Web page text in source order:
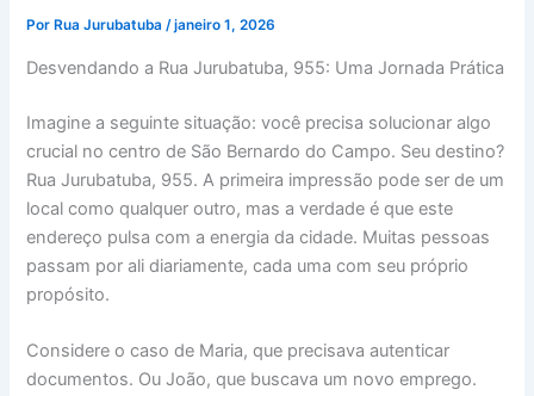
Por Rua Jurubatuba/janeiro 1, 2026
Desvendando a Rua Jurubatuba, 955: Uma Jornada Prática
Imagine a seguinte situação: você precisa solucionar algo
crucial no centro de São Bernardo do Campo. Seu destino?
Rua Jurubatuba, 955. A primeira impressão pode ser de um
local como qualquer outro, mas a verdade é que este
endereço pulsa com a energia da cidade. Muitas pessoas
passam por ali diariamente, cada uma com seu próprio
propósito.
Considere o caso de Maria, que precisava autenticar
documentos. Ou João, que buscava um novo emprego.